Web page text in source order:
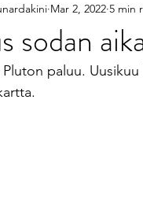
Saturnus
Aurinko
sodan
Mar 2, 2022 5 min
paluu.